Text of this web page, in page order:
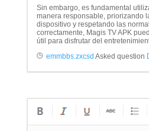
Sin embargo, es fundamental
manera responsable, priorizando
dispositivo y respetando las
correctamente, Magis TV APK
útil para disfrutar del
emmbbs.zxcsd Asked question